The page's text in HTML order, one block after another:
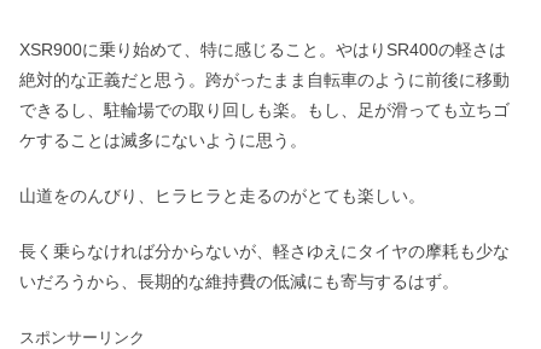
XSR900に乗り始めて、特に感じること。やはりSR400の軽さは
絶対的な正義だと思う。跨がったまま自転車のように前後に移動
できるし、駐輪場での取り回しも楽。もし、足が滑っても立ちゴ
ケすることは滅多にないように思う。
山道をのんびり、ヒラヒラと走るのがとても楽しい。
長く乗らなければ分からないが、軽さゆえにタイヤの摩耗も少な
いだろうから、長期的な維持費の低減にも寄与するはず。
スポンサーリンク